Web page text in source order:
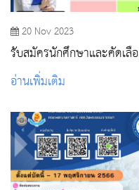
20 Nov 2023
รับสมัครนักศึกษาและคัดเลื
ปริญญาตรี ปีการศึกษา
อ่านเพิ่มเติม